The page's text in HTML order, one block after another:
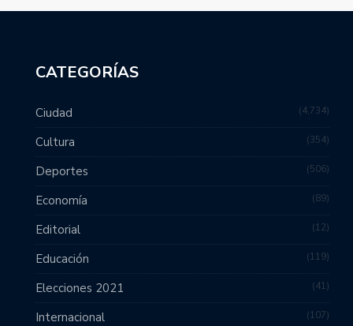
CATEGORÍAS
Ciudad 4,734
Cultura 354
Deportes 506
Economía 89
Editorial 12
Educación 119
Elecciones 2021 41
Internacional 107